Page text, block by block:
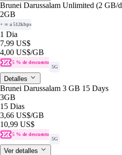
Brunei Darussalam Unlimited (2 GB/
2GB
+ ∞ a 512kbps
1 Dia
7,99 US$
4,00 US$/GB
5 % de descuento
5G
Detalles
Brunei Darussalam 3 GB 15 Days
3GB
15 Dias
3,66 US$/GB
10,99 US$
5 % de descuento
5G
Ver detalles